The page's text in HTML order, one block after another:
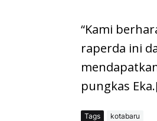
“Kami
raperda ini
pungkas
Tags kotabaru